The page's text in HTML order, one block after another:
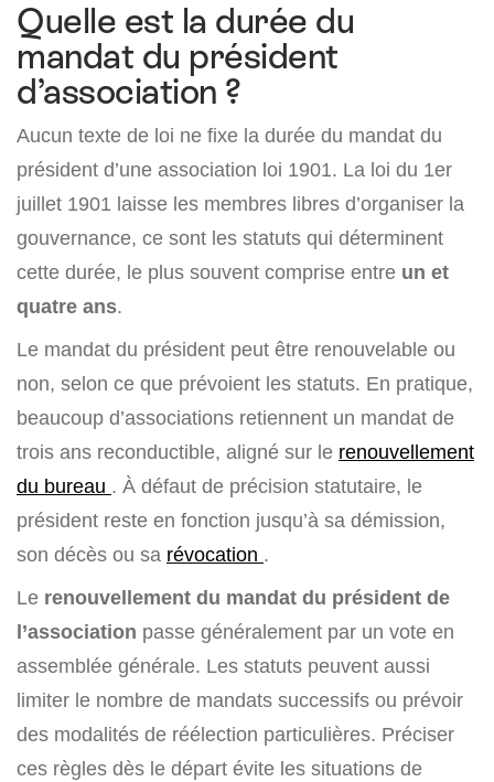
Quelle est la durée du
mandat du président
d’association ?
Aucun texte de loi ne fixe la durée du mandat du
président d’une association loi 1901. La loi du 1er
juillet 1901 laisse les membres libres d’organiser la
gouvernance, ce sont les statuts qui déterminent
cette durée, le plus souvent comprise entre un et
quatre ans.
Le mandat du président peut être renouvelable ou
non, selon ce que prévoient les statuts. En pratique,
beaucoup d’associations retiennent un mandat de
trois ans reconductible, aligné sur le renouvellement
du bureau . À défaut de précision statutaire, le
président reste en fonction jusqu’à sa démission,
son décès ou sa révocation .
Le renouvellement du mandat du président de
l’association passe généralement par un vote en
assemblée générale. Les statuts peuvent aussi
limiter le nombre de mandats successifs ou prévoir
des modalités de réélection particulières. Préciser
ces règles dès le départ évite les situations de